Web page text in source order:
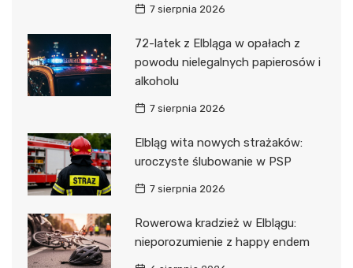
7 sierpnia 2026
72-latek z Elbląga w opałach z
powodu nielegalnych papierosów i
alkoholu
7 sierpnia 2026
Elbląg wita nowych strażaków:
uroczyste ślubowanie w PSP
7 sierpnia 2026
Rowerowa kradzież w Elblągu:
nieporozumienie z happy endem